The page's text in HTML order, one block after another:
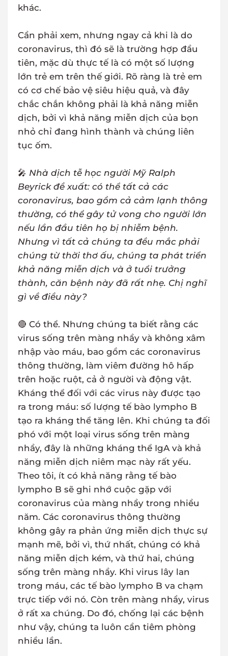
khác.
Cần phải xem, nhưng ngay cả khi là do
coronavirus, thì đó sẽ là trường hợp đầu
tiên, mặc dù thực tế là có một số lượng
lớn trẻ em trên thế giới. Rõ ràng là trẻ em
có cơ chế bảo vệ siêu hiệu quả, và đây
chắc chắn không phải là khả năng miễn
dịch, bởi vì khả năng miễn dịch của bọn
nhỏ chỉ đang hình thành và chúng liên
tục ốm.
🎤 Nhà dịch tễ học người Mỹ Ralph
Beyrick đề xuất: có thể tất cả các
coronavirus, bao gồm cả cảm lạnh thông
thường, có thể gây tử vong cho người lớn
nếu lần đầu tiên họ bị nhiễm bệnh.
Nhưng vì tất cả chúng ta đều mắc phải
chúng từ thời thơ ấu, chúng ta phát triển
khả năng miễn dịch và ở tuổi trưởng
thành, căn bệnh này đã rất nhẹ. Chị nghĩ
gì về điều này?
🔴 Có thể. Nhưng chúng ta biết rằng các
virus sống trên màng nhầy và không xâm
nhập vào máu, bao gồm các coronavirus
thông thường, làm viêm đường hô hấp
trên hoặc ruột, cả ở người và động vật.
Kháng thể đối với các virus này được tạo
ra trong máu: số lượng tế bào lympho B
tạo ra kháng thể tăng lên. Khi chúng ta đối
phó với một loại virus sống trên màng
nhầy, đây là những kháng thể IgA và khả
năng miễn dịch niêm mạc này rất yếu.
Theo tôi, ít có khả năng rằng tế bào
lympho B sẽ ghi nhớ cuộc gặp với
coronavirus của màng nhầy trong nhiều
năm. Các coronavirus thông thường
không gây ra phản ứng miễn dịch thực sự
mạnh mẽ, bởi vì, thứ nhất, chúng có khả
năng miễn dịch kém, và thứ hai, chúng
sống trên màng nhầy. Khi virus lây lan
trong máu, các tế bào lympho B va chạm
trực tiếp với nó. Còn trên màng nhầy, virus
ở rất xa chúng. Do đó, chống lại các bệnh
như vậy, chúng ta luôn cần tiêm phòng
nhiều lần.